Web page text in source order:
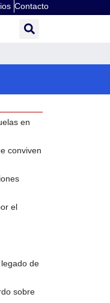
Contacto
en
conviven
el
de
sobre